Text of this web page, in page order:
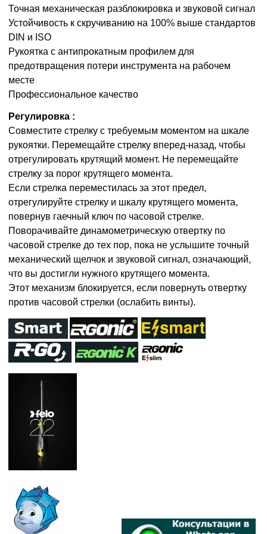
Точная механическая разблокировка и звуковой сигнал
Устойчивость к скручиванию на 100% выше стандартов
DIN и ISO
Рукоятка с антипрокатным профилем для
предотвращения потери инструмента на рабочем
месте
Профессиональное качество
Регулировка :
Совместите стрелку с требуемым моментом на шкале
рукоятки. Перемещайте стрелку вперед-назад, чтобы
отрегулировать крутящий момент. Не перемещайте
стрелку за порог крутящего момента.
Если стрелка переместилась за этот предел,
отрегулируйте стрелку и шкалу крутящего момента,
повернув гаечный ключ по часовой стрелке.
Поворачивайте динамометрическую отвертку по
часовой стрелке до тех пор, пока не услышите точный
механический щелчок и звуковой сигнал, означающий,
что вы достигли нужного крутящего момента.
Этот механизм блокируется, если повернуть отвертку
против часовой стрелки (ослабить винты).